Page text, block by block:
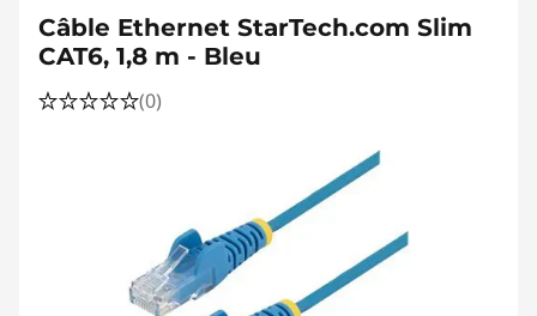
Câble Ethernet StarTech.com Slim
CAT6, 1,8 m - Bleu
(0)